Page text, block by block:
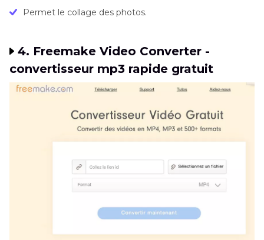
Permet le collage des photos.
4. Freemake Video Converter -
convertisseur mp3 rapide gratuit